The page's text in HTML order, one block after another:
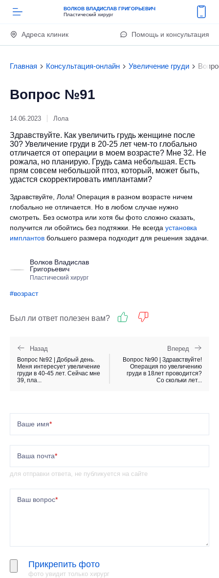
ВОЛКОВ ВЛАДИСЛАВ ГРИГОРЬЕВИЧ
Пластический хирург
Адреса клиник Помощь и консультация
Главная Консультация-онлайн Увеличение груди
Вопрос №91
14.06.2023 Лола
Здравствуйте. Как увеличить грудь женщине после
30? Увеличение груди в 20-25 лет чем-то глобально
отличается от операции в моем возрасте? Мне 32. Не
рожала, но планирую. Грудь сама небольшая. Есть
прям совсем небольшой птоз, который, может быть,
удастся скорректировать имплантами?
Здравствуйте, Лола! Операция в разном возрасте ничем
глобально не отличается. Но в любом случае нужно
смотреть. Без осмотра или хотя бы фото сложно сказать,
получится ли обойтись без подтяжки. Не всегда установка
имплантов большего размера подходит для решения задачи.
Волков Владислав
Григорьевич
Пластический хирург
#возраст
Был ли ответ полезен вам?
Назад
Вопрос №92 | Добрый день.
Меня интересует увеличение
груди в 40-45 лет. Сейчас мне
39, пла...
Вперед
Вопрос №90 | Здравствуйте!
Операция по увеличению
груди в 18лет проводится?
Со скольки лет...
Ваше имя*
Ваша почта*
для отправки ответа, не публикуется на сайте
Ваш вопрос*
Прикрепить фото
фото увидит только хирург